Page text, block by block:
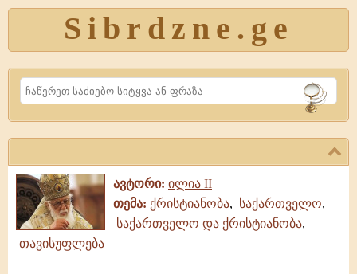
Sibrdzne.ge
Search
ავტორი: ილია II
თემა: ქრისტიანობა, საქართველო,
საქართველო და ქრისტიანობა,
თავისუფლება